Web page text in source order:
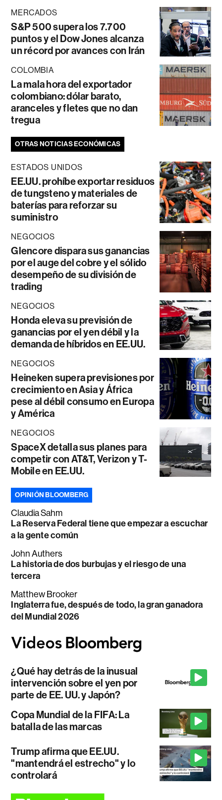
MERCADOS
S&P 500 supera los 7.700
puntos y el Dow Jones alcanza
un récord por avances con Irán
COLOMBIA
La mala hora del exportador
colombiano: dólar barato,
aranceles y fletes que no dan
tregua
OTRAS NOTICIAS ECONÓMICAS
ESTADOS UNIDOS
EE.UU. prohíbe exportar residuos
de tungsteno y materiales de
baterías para reforzar su
suministro
NEGOCIOS
Glencore dispara sus ganancias
por el auge del cobre y el sólido
desempeño de su división de
trading
NEGOCIOS
Honda eleva su previsión de
ganancias por el yen débil y la
demanda de híbridos en EE.UU.
NEGOCIOS
Heineken supera previsiones por
crecimiento en Asia y África
pese al débil consumo en Europa
y América
NEGOCIOS
SpaceX detalla sus planes para
competir con AT&T, Verizon y T-
Mobile en EE.UU.
OPINIÓN BLOOMBERG
Claudia Sahm
La Reserva Federal tiene que empezar a escuchar
a la gente común
John Authers
La historia de dos burbujas y el riesgo de una
tercera
Matthew Brooker
Inglaterra fue, después de todo, la gran ganadora
del Mundial 2026
¿Qué hay detrás de la inusual
intervención sobre el yen por
parte de EE. UU. y Japón?
Copa Mundial de la FIFA: La
batalla de las marcas
Trump afirma que EE.UU.
"mantendrá el estrecho" y lo
controlará